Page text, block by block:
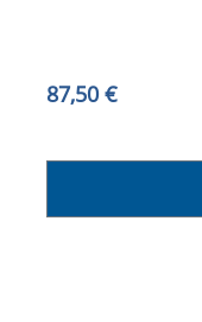
87,50 €